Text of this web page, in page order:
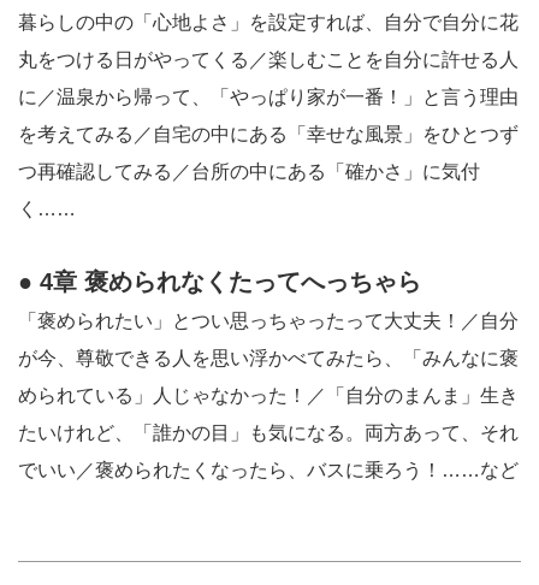
暮らしの中の「心地よさ」を設定すれば、自分で自分に花
丸をつける日がやってくる／楽しむことを自分に許せる人
に／温泉から帰って、「やっぱり家が一番！」と言う理由
を考えてみる／自宅の中にある「幸せな風景」をひとつず
つ再確認してみる／台所の中にある「確かさ」に気付
く……
● 4章 褒められなくたってへっちゃら
「褒められたい」とつい思っちゃったって大丈夫！／自分
が今、尊敬できる人を思い浮かべてみたら、「みんなに褒
められている」人じゃなかった！／「自分のまんま」生き
たいけれど、「誰かの目」も気になる。両方あって、それ
でいい／褒められたくなったら、バスに乗ろう！……など